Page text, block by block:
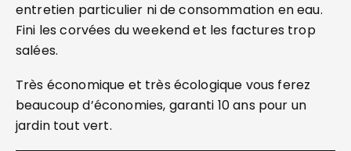
entretien particulier ni de consommation en eau.
Fini les corvées du weekend et les factures trop
salées.
Très économique et très écologique vous ferez
beaucoup d’économies, garanti 10 ans pour un
jardin tout vert.